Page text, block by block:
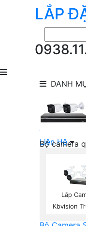
LẮP
DANH
Bộ camera
Camera
Camera
Camera giá
Bộ Camera
lắp Đặt
Lắp Bộ
Lắp Đặt
Đầu Ghi
Liên Hệ
Lắp
Kbvision